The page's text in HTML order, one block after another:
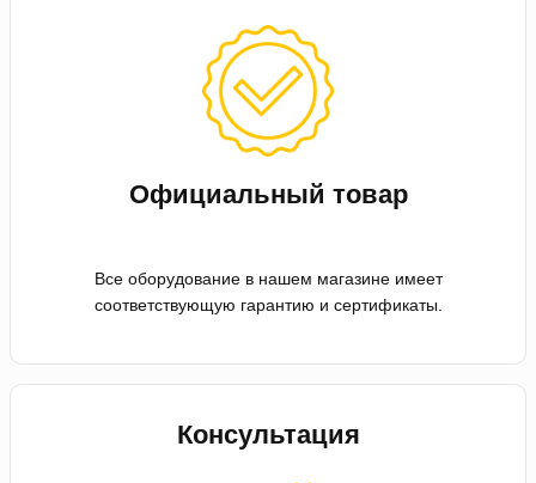
Официальный товар
Все оборудование в нашем магазине имеет
соответствующую гарантию и сертификаты.
Консультация